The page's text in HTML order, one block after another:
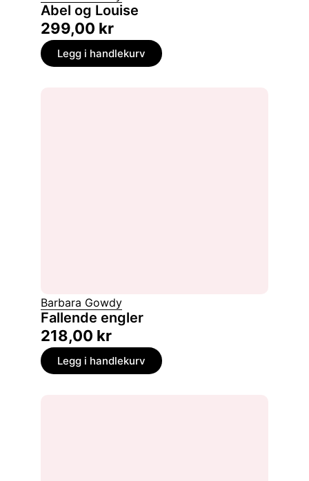
Abel og Louise
299,00 kr
Legg i handlekurv
Barbara Gowdy
Fallende engler
218,00 kr
Legg i handlekurv